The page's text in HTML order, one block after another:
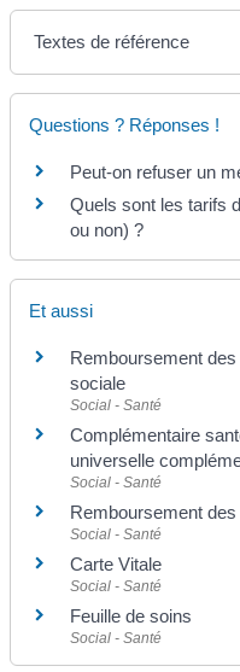
Textes de référence
Questions ? Réponses !
Peut-on refuser un
Quels sont les tarifs
ou non) ?
Et aussi
Remboursement
sociale
Social - Santé
Complémentaire
universelle
Social - Santé
Remboursement
Social - Santé
Carte Vitale
Social - Santé
Feuille de soins
Social - Santé